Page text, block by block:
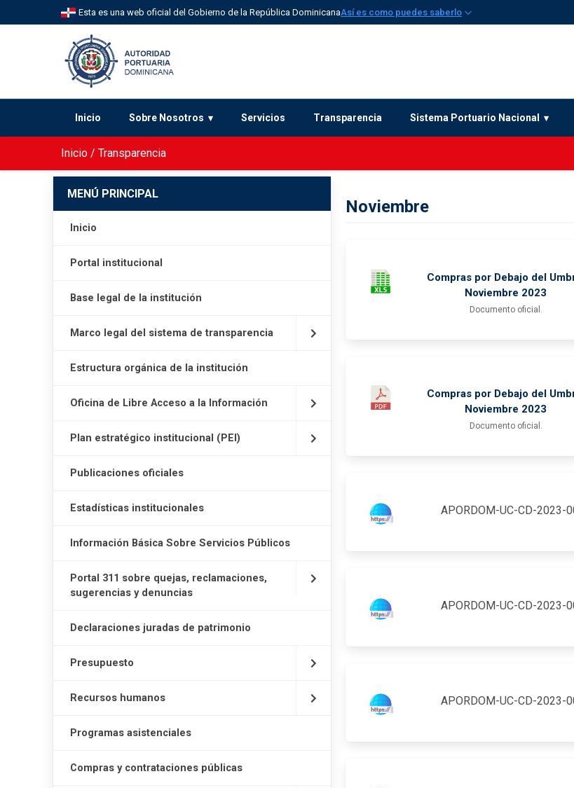
Esta es una web oficial del Gobierno de la República DominicanaAsí es como puedes saberlo
Inicio Sobre Nosotros Servicios Transparencia Sistema Portuario Nacional
Inicio / Transparencia
MENÚ PRINCIPAL
Inicio
Portal institucional
Base legal de la institución
Marco legal del sistema de transparencia
Estructura orgánica de la institución
Oficina de Libre Acceso a la Información
Plan estratégico institucional (PEI)
Publicaciones oficiales
Estadísticas institucionales
Información Básica Sobre Servicios Públicos
Portal 311 sobre quejas, reclamaciones,
sugerencias y denuncias
Declaraciones juradas de patrimonio
Presupuesto
Recursos humanos
Programas asistenciales
Compras y contrataciones públicas
Noviembre
Compras por Debajo del
Noviembre 2023
Documento oficial.
Compras por Debajo del
Noviembre 2023
Documento oficial.
APORDOM-UC-CD-2023-
APORDOM-UC-CD-2023-
APORDOM-UC-CD-2023-